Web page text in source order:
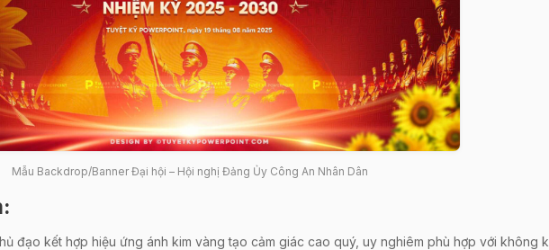
Mẫu Backdrop/Banner Đại hội – Hội nghị Đảng Ủy Công An Nhân Dân
:
đạo kết hợp hiệu ứng ánh kim vàng tạo cảm giác cao quý, uy nghiêm phù hợp với không